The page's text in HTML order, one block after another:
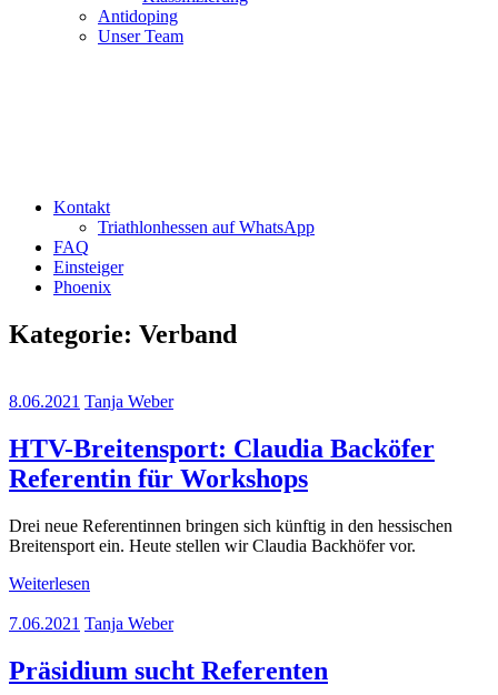
Antidoping
Unser Team
Kontakt
Triathlonhessen auf WhatsApp
FAQ
Einsteiger
Phoenix
Kategorie: Verband
8.06.2021 Tanja Weber
HTV-Breitensport: Claudia Backöfer
Referentin für Workshops
Drei neue Referentinnen bringen sich künftig in den hessischen
Breitensport ein. Heute stellen wir Claudia Backhöfer vor.
Weiterlesen
7.06.2021 Tanja Weber
Präsidium sucht Referenten